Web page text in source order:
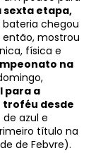
sexta etapa,
chegou
então, mostrou
física e
na
para a
troféu desde
azul e
título na
de Febvre).